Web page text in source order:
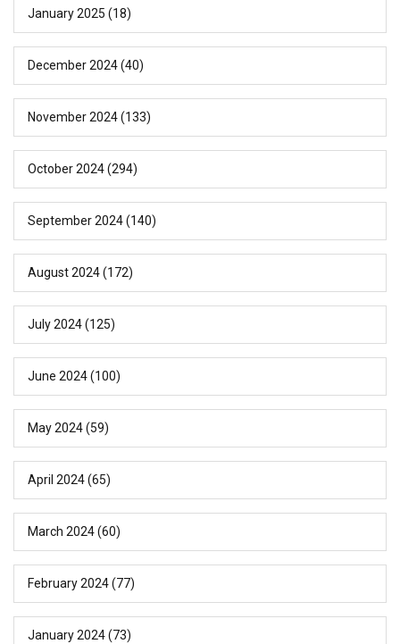
January 2025 (18)
December 2024(40)
November 2024(133)
October 2024(294)
September 2024(140)
August 2024(172)
July 2024(125)
June 2024(100)
May 2024(59)
April 2024(65)
March 2024(60)
February 2024(77)
January 2024(73)